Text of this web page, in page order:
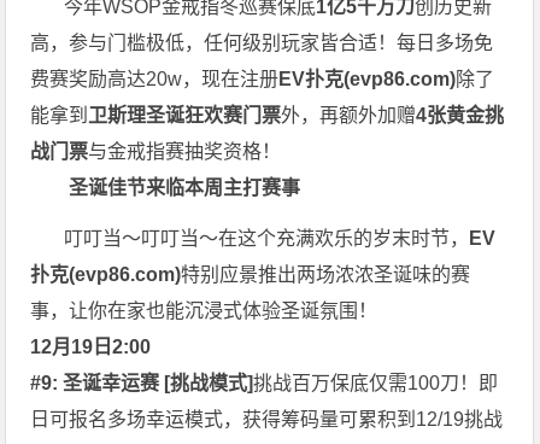
今年WSOP金戒指冬巡赛保底1亿5千万刀创历史新
高，参与门槛极低，任何级别玩家皆合适！每日多场免
费赛奖励高达20w，现在注册EV扑克(evp86.com)除了
能拿到 卫斯理圣诞狂欢赛门票外，再额外加赠4张黄金挑
战门票与金戒指赛抽奖资格！
圣诞佳节来临本周主打赛事
叮叮当～叮叮当～在这个充满欢乐的岁末时节，
EV
扑克(evp86.com)特别应景推出两场浓浓圣诞味的赛
事，让你在家也能沉浸式体验圣诞氛围！
12月19日2:00
#9: 圣诞幸运赛 [挑战模式]挑战百万保底仅需100刀！即
日可报名多场幸运模式，获得筹码量可累积到12/19挑战